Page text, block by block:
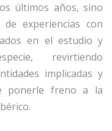
últimos años, sino
experiencias con
en el estudio y
revirtiendo
implicadas y
ponerle freno a la